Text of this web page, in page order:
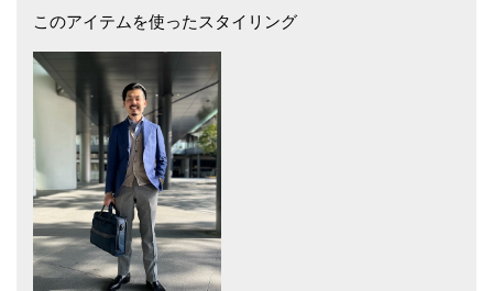
FXTバリスティックナイロン
【外装】
ファスナー開閉によるメインコンパートメント
フロントのU字型ファスナーポケットx2 （うち一つには、防水加工を施
しております。）
フロントのファスナーポケット（マチ付き）
フロントのスリップポケット
背面のファスナーポケット×2
不要な時には、背面に格納できるバックパックストラップ（長さ調節可
能）
保護パッドがついたショルダーストラップ（取り外し・長さ調節可能）
このアイテムを使ったスタイリング